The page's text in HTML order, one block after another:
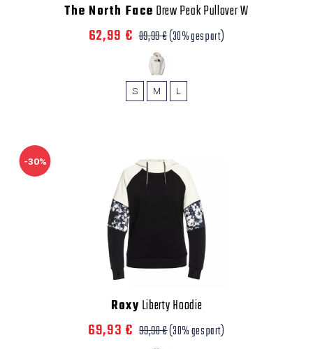
The North Face Drew Peak Pullover W
62,99 € 89,99 €(30% gespart)
S M L
-30%
Roxy Liberty Hoodie
69,93 € 99,90 €(30% gespart)